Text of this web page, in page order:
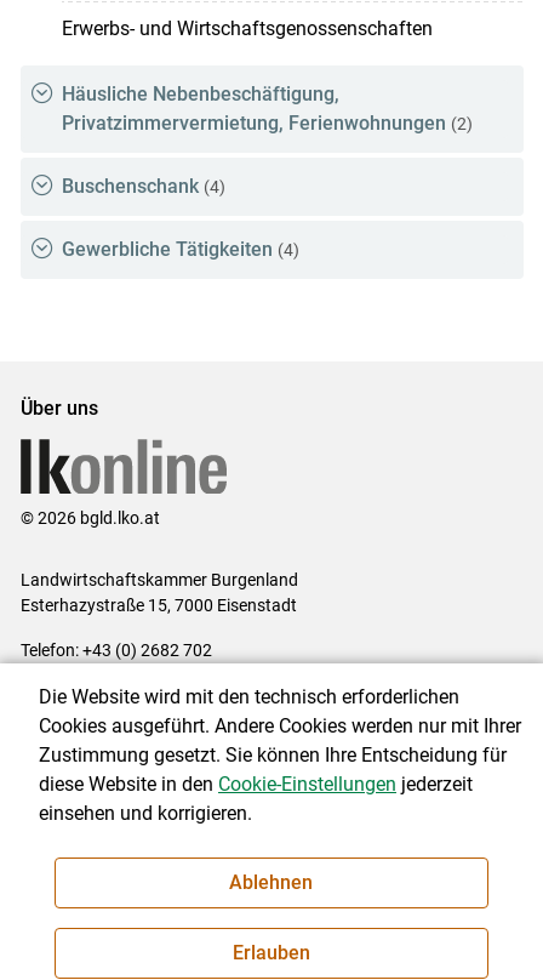
Erwerbs- und Wirtschaftsgenossenschaften
Häusliche Nebenbeschäftigung,
Privatzimmervermietung, Ferienwohnungen (2)
Buschenschank (4)
Gewerbliche Tätigkeiten (4)
Über uns
© 2026 bgld.lko.at
Landwirtschaftskammer Burgenland
Esterhazystraße 15, 7000 Eisenstadt
Telefon: +43 (0) 2682 702
Impressum|Kontakt|Datenschutzerklärung|Barrierefreiheit|
Cookie-Einstellungen
NEWSLETTER
Die Website wird mit den technisch erforderlichen
Cookies ausgeführt. Andere Cookies werden nur mit Ihrer
Zustimmung gesetzt. Sie können Ihre Entscheidung für
diese Website in den Cookie-Einstellungen jederzeit
einsehen und korrigieren.
Ablehnen
Erlauben